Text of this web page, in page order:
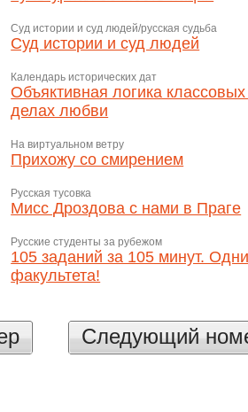
Суд истории и суд людей/русская судьба
Суд истории и суд людей
Календарь исторических дат
Объяктивная логика
делах любви
На виртуальном ветру
Прихожу со смирением
Русская тусовка
Мисс Дроздова с нами в Праге
Русские студенты за рубежом
105 заданий за 105 минут.
факультета!
Следующий